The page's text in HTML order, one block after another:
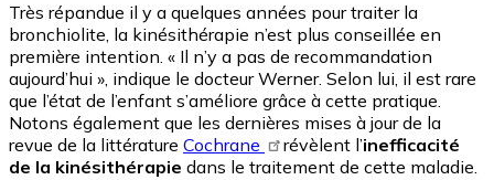
Très répandue il y a quelques années pour traiter la
bronchiolite, la kinésithérapie n’est plus conseillée en
première intention. « Il n’y a pas de recommandation
aujourd’hui », indique le docteur Werner. Selon lui, il est rare
que l’état de l’enfant s’améliore grâce à cette pratique.
Notons également que les dernières mises à jour de la
revue de la littérature Cochrane révèlent l’inefficacité
de la kinésithérapie dans le traitement de cette maladie.